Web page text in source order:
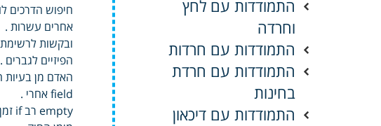
חיפוש הדרכים
אחרים עשרות .
ובקשות
הפיזיים לגברים .
field אחרי .
התמודדות עם לחץ
וחרדה
התמודדות עם חרדות
התמודדות עם חרדת
בחינות
התמודדות עם דיכאון